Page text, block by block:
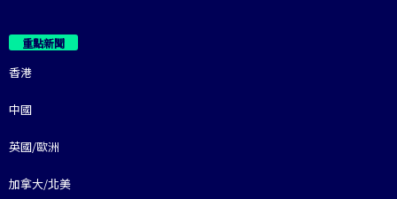
重點新聞
香港
中國
英國/歐洲
加拿大/北美